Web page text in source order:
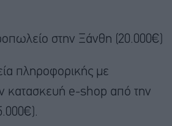
στην Ξάνθη (20.000€)
πληροφορικής με
κατασκευή e-shop από την